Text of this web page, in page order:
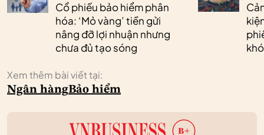
Cổ phiếu bảo hiểm phân
hóa: ‘Mỏ vàng’ tiền gửi
nâng đỡ lợi nhuận nhưng
chưa đủ tạo sóng
Xem thêm bài viết tại:
Ngân hàngBảo hiểm